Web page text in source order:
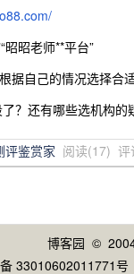
昭昭老师**平台”
据自己的情况选择合
？还有哪些选机构的
评鉴赏家 阅读(17) 评
博客园 ©
33010602011771号